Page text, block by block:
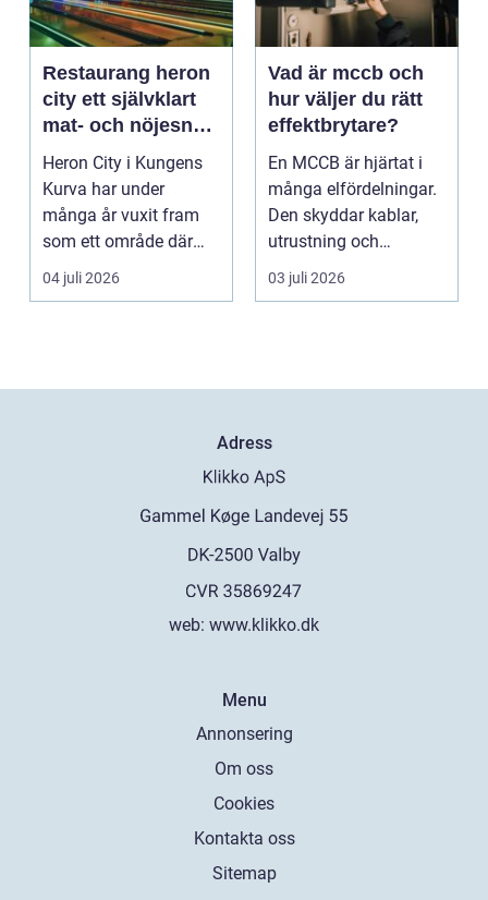
Restaurang heron
city ett självklart
mat- och nöjesnav
i kungens kurva
Heron City i Kungens
Kurva har under
många år vuxit fram
som ett område där
mat, bio, shopping och
a...
04 juli 2026
Vad är mccb och
hur väljer du rätt
effektbrytare?
En MCCB är hjärtat i
många elfördelningar.
Den skyddar kablar,
utrustning och
människor mot
överlast...
03 juli 2026
Adress
web: www.klikko.dk
Menu
Annonsering
Om oss
Cookies
Kontakta oss
Sitemap